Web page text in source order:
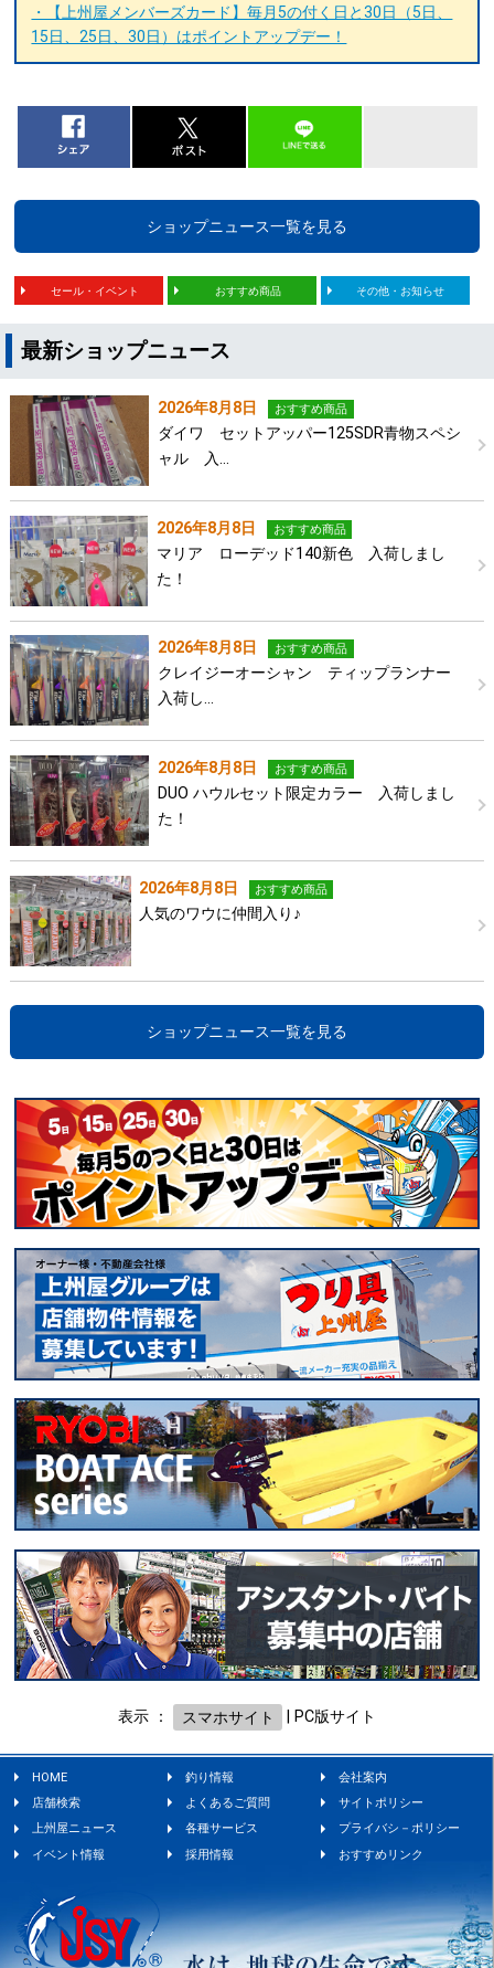
・【上州屋メンバーズカード】毎月5の付く日と30日（5日、
15日、25日、30日）はポイントアップデー！
ショップニュース一覧を見る
セール・イベント おすすめ商品 その他・お知らせ
最新ショップニュース
2026年8月8日 おすすめ商品
ダイワ セットアッパー125SDR青物スペシ
ャル 入…
2026年8月8日 おすすめ商品
マリア ローデッド140新色 入荷しまし
た！
2026年8月8日 おすすめ商品
クレイジーオーシャン ティップランナー
入荷し…
2026年8月8日 おすすめ商品
DUO ハウルセット限定カラー 入荷しまし
た！
2026年8月8日 おすすめ商品
人気のワウに仲間入り♪
ショップニュース一覧を見る
表示 ： スマホサイト PC版サイト
HOME 釣り情報
会社案内
店舗検索
よくあるご質問
サイトポリシー
上州屋ニュース
各種サービス
プライバシ－ポリシー
イベント情報
採用情報 おすすめリンク